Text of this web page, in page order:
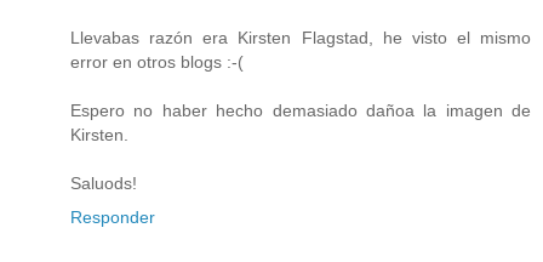
Llevabas razón era Kirsten Flagstad, he visto el mismo
error en otros blogs :-(
Espero no haber hecho demasiado dañoa la imagen de
Kirsten.
Saluods!
Responder